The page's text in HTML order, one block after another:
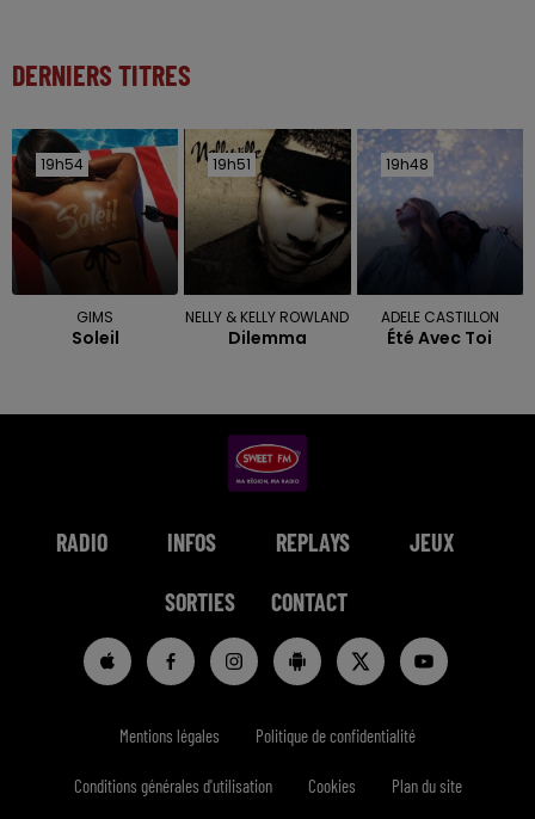
DERNIERS TITRES
19h54
19h54
GIMS
Soleil
19h51
19h51
NELLY & KELLY ROWLAND
Dilemma
19h48
19h48
ADELE CASTILLON
Été Avec Toi
RADIO INFOS REPLAYS JEUX
SORTIES CONTACT
Mentions légales Politique de confidentialité
Conditions générales d'utilisation Cookies Plan du site